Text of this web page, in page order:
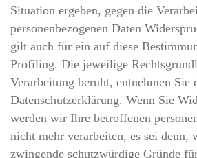
Situation ergeben, gegen die
personenbezogenen Daten
gilt auch für ein auf diese
Profiling. Die jeweilige
Verarbeitung beruht, entnehmen Sie
Datenschutzerklärung. Wenn Sie
werden wir Ihre betroffenen
nicht mehr verarbeiten, es sei denn,
zwingende schutzwürdige Gründe